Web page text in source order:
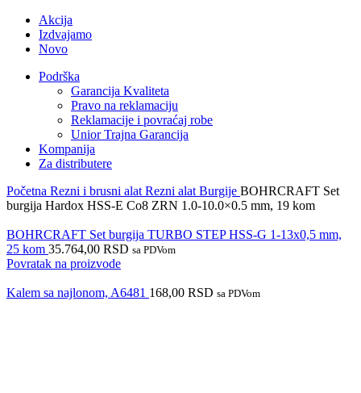
Akcija
Izdvajamo
Novo
Podrška
Garancija Kvaliteta
Pravo na reklamaciju
Reklamacije i povraćaj robe
Unior Trajna Garancija
Kompanija
Za distributere
Početna Rezni i brusni alat Rezni alat Burgije BOHRCRAFT Set
burgija Hardox HSS-E Co8 ZRN 1.0-10.0×0.5 mm, 19 kom
BOHRCRAFT Set burgija TURBO STEP HSS-G 1-13x0,5 mm,
25 kom 35.764,00 RSD sa PDVom
Povratak na proizvode
Kalem sa najlonom, A6481 168,00 RSD sa PDVom